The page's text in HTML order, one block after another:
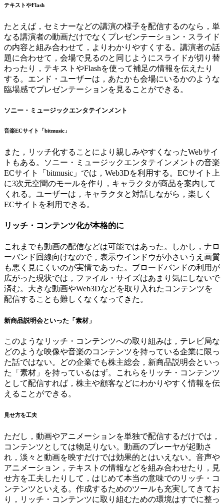
テキストやFlash
たとえば，セミナーなどの講演の様子を配信するのなら，単
なる講演者の動画だけでなくプレゼンテーション・スライド
の内容と組み合わせて，よりわかりやすくする。講演者の話
題に合わせて，会場で見るのと同じようにスライドが切り替
わったり，テキストやFlashを使って補足の情報を伝えたり
する。エンド・ユーザーは，あたかも会場にいるかのような
臨場感でプレゼンテーションを見ることができる。
ソニー・ミュージックエンタテインメント
音楽ECサイト「bitmusic」
また，リッチ化することにより親しみやすくなったWebサイ
トもある。ソニー・ミュージックエンタテインメントの音楽
ECサイト「bitmusic」では，Web3Dを利用する。ECサイト上
に3次元空間のモールを作り，キャラクタが商品を案内して
くれる。ユーザーは，キャラクタと対話しながら，楽しく
ECサイトを利用できる。
リッチ・コンテンツ化が本格的に
これまでも動画の配信などは可能ではあった。しかし，ナロ
ーバンド回線向けなので，表示ウインドウが小さいうえ画質
も悪く見にくいのが実情であった。ブロードバンドの利用が
広がった現状では，ファイル・サイズはあまり気にしないで
済む。大きな動画やWeb3Dなどを取り入れたコンテンツを
配信することも難しくなくなってきた。
新商品説明会といった「素材」
このようなリッチ・コンテンツへの取り組みは，テレビ局な
どのような映像や音楽のコンテンツを持っている企業に限っ
た話ではない。どの企業でも株主総会，新商品説明会といっ
た「素材」を持っているはず。これらをリッチ・コンテンツ
として配信すれば，株主や顧客などにわかりやすく情報を伝
えることができる。
見せ方を工夫
ただし，動画やアニメーションを単独で配信するだけでは，
コンテンツとしては物足りない。動画のプレーヤが起動さ
れ，淡々と動画を映すだけでは効果的とはいえない。音声や
アニメーション，テキストの情報などを組み合わせたり，見
せ方を工夫したりして，はじめて本当の意味でのリッチ・コ
ンテンツといえる。作成するためのツールも充実してきてお
り，リッチ・コンテンツに取り組むための環境はすでに整っ